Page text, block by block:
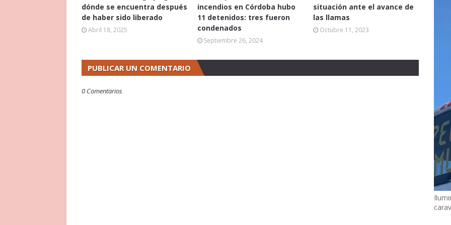
dónde se encuentra después
de haber sido liberado
Abril 18, 2025
incendios en Córdoba hubo
11 detenidos: tres fueron
condenados
Septiembre 26, 2024
situación ante el avance de
las llamas
Octubre 11, 2023
PUBLICAR UN COMENTARIO
0 Comentarios